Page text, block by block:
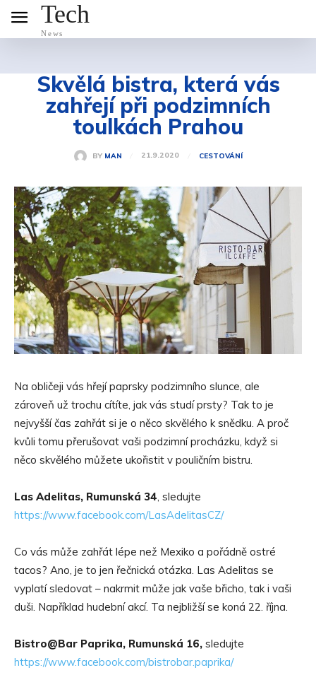
Tech
News
Skvělá bistra, která vás
zahřejí při podzimních
toulkách Prahou
BY MAN 21.9.2020 CESTOVÁNÍ
Na obličeji vás hřejí paprsky podzimního slunce, ale
zároveň už trochu cítíte, jak vás studí prsty? Tak to je
nejvyšší čas zahřát si je o něco skvělého k snědku. A proč
kvůli tomu přerušovat vaši podzimní procházku, když si
něco skvělého můžete ukořistit v pouličním bistru.
Las Adelitas, Rumunská 34, sledujte
https://www.facebook.com/LasAdelitasCZ/
Co vás může zahřát lépe než Mexiko a pořádně ostré
tacos? Ano, je to jen řečnická otázka. Las Adelitas se
vyplatí sledovat – nakrmit může jak vaše břicho, tak i vaši
duši. Například hudební akcí. Ta nejbližší se koná 22. října.
Bistro@Bar Paprika, Rumunská 16, sledujte
https://www.facebook.com/bistrobar.paprika/